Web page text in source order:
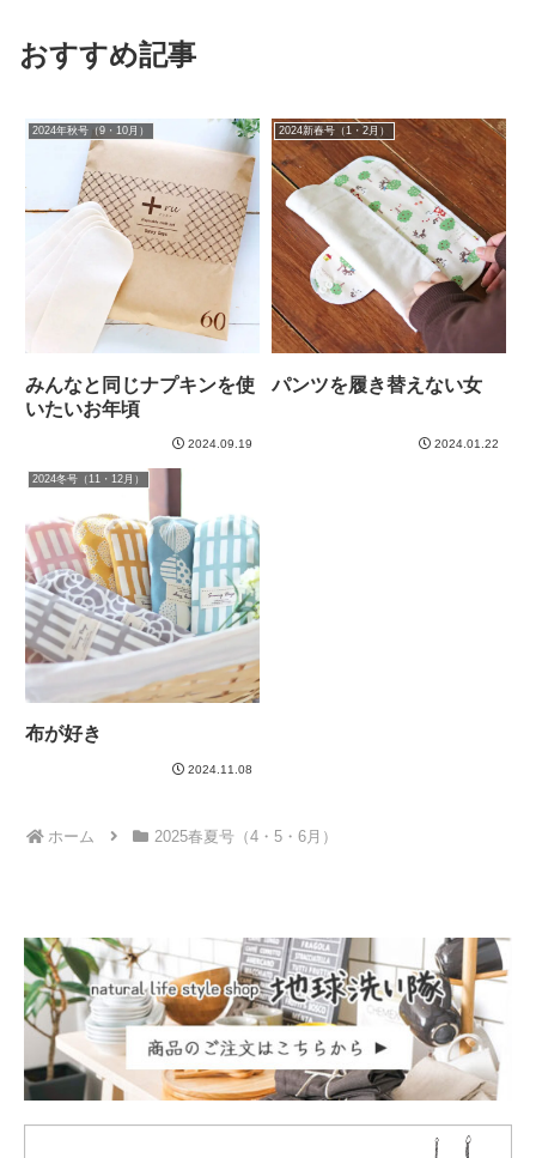
おすすめ記事
2024年秋号（9・10月）
みんなと同じナプキンを使
いたいお年頃
2024.09.19
2024新春号（1・2月）
パンツを履き替えない女
2024.01.22
2024冬号（11・12月）
布が好き
2024.11.08
ホーム 2025春夏号（4・5・6月）